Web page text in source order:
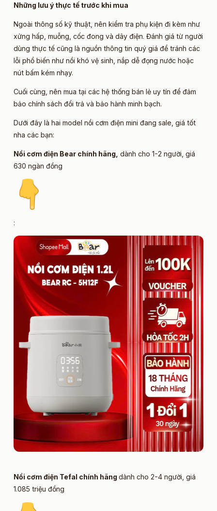
Những lưu ý thực tế trước khi mua
Ngoài thông số kỹ thuật, nên kiểm tra phụ kiện đi kèm như
xửng hấp, muỗng, cốc đong và dây điện. Đánh giá từ người
dùng thực tế cũng là nguồn thông tin quý giá để tránh các
lỗi phổ biến như nồi khó vệ sinh, nắp dễ đọng nước hoặc
nút bấm kém nhạy.
Cuối cùng, nên mua tại các hệ thống bán lẻ uy tín để đảm
bảo chính sách đổi trả và bảo hành minh bạch.
Dưới đây là hai model nồi cơm điện mini đang sale, giá tốt
nha các bạn:
Nồi cơm điện Bear chính hãng dành cho 1-2 người, giá
630 ngàn đồng
:
Nồi cơm điện Tefal chính hãng dành cho 2-4 người, giá
1.085 triệu đồng